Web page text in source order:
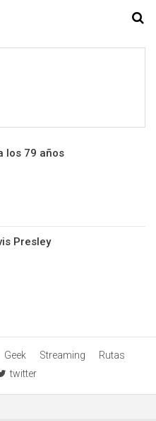
los 79 años
Presley
Geek Streaming
Rutas
twitter